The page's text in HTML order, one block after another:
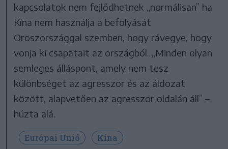
kapcsolatok nem fejlődhetnek „normálisan” ha
Kína nem használja a befolyását
Oroszországgal szemben, hogy rávegye, hogy
vonja ki csapatait az országból. „Minden olyan
semleges álláspont, amely nem tesz
különbséget az agresszor és az áldozat
között, alapvetően az agresszor oldalán áll” –
húzta alá.
Európai Unió Kína